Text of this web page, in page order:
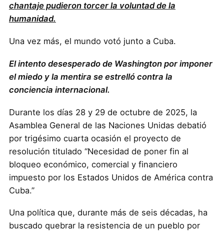
chantaje pudieron torcer la voluntad de la
humanidad.
Una vez más, el mundo votó junto a Cuba.
El intento desesperado de Washington por imponer
el miedo y la mentira se estrelló contra la
conciencia internacional.
Durante los días 28 y 29 de octubre de 2025, la
Asamblea General de las Naciones Unidas debatió
por trigésimo cuarta ocasión el proyecto de
resolución titulado “Necesidad de poner fin al
bloqueo económico, comercial y financiero
impuesto por los Estados Unidos de América contra
Cuba.”
Una política que, durante más de seis décadas, ha
buscado quebrar la resistencia de un pueblo por